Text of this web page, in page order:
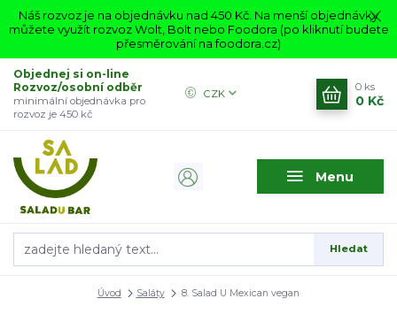
Náš rozvoz je na objednávku nad 450 Kč. Na menší objednávky
můžete využít rozvoz Wolt, Bolt nebo Foodora (po kliknutí budete
přesměrování na foodora.cz)
Menu
CZK
Hledat
Objednej si on-line
Rozvoz/osobní odběr
minimální objednávka pro
rozvoz je 450 kč
0 ks
0 Kč
Úvod Saláty 8. Salad U Mexican vegan